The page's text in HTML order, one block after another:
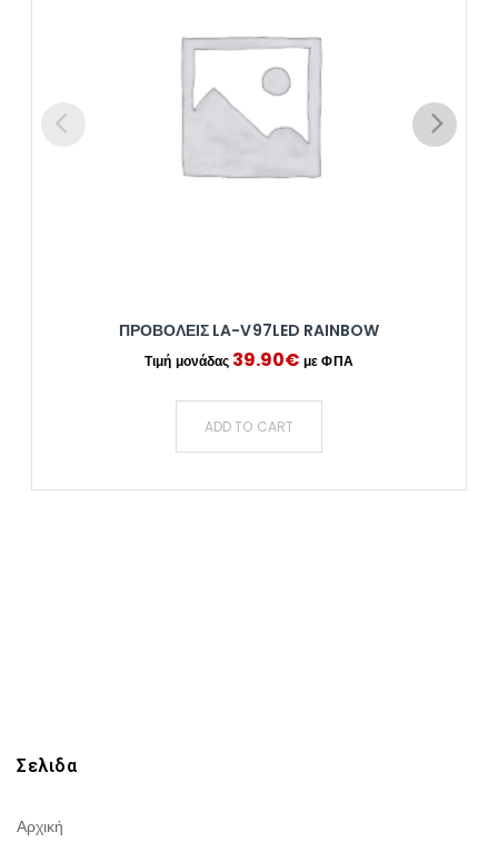
ΠΡΟΒΟΛΕΙΣ LA-V97LED RAINBOW
39.90€
ADD TO CART
Σελιδα
Αρχική